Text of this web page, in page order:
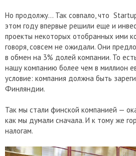
Но продолжу… Так совпало, что
этом году впервые решили еще и
проекты некоторых отобранных ими
говоря, совсем не ожидали. Они
в обмен на 3% долей компании. То
нашу компанию более чем в миллион
условие: компания должна быть
Финляндии.
Так мы стали финской компанией —
как мы думали сначала. И к тому же
налогам.